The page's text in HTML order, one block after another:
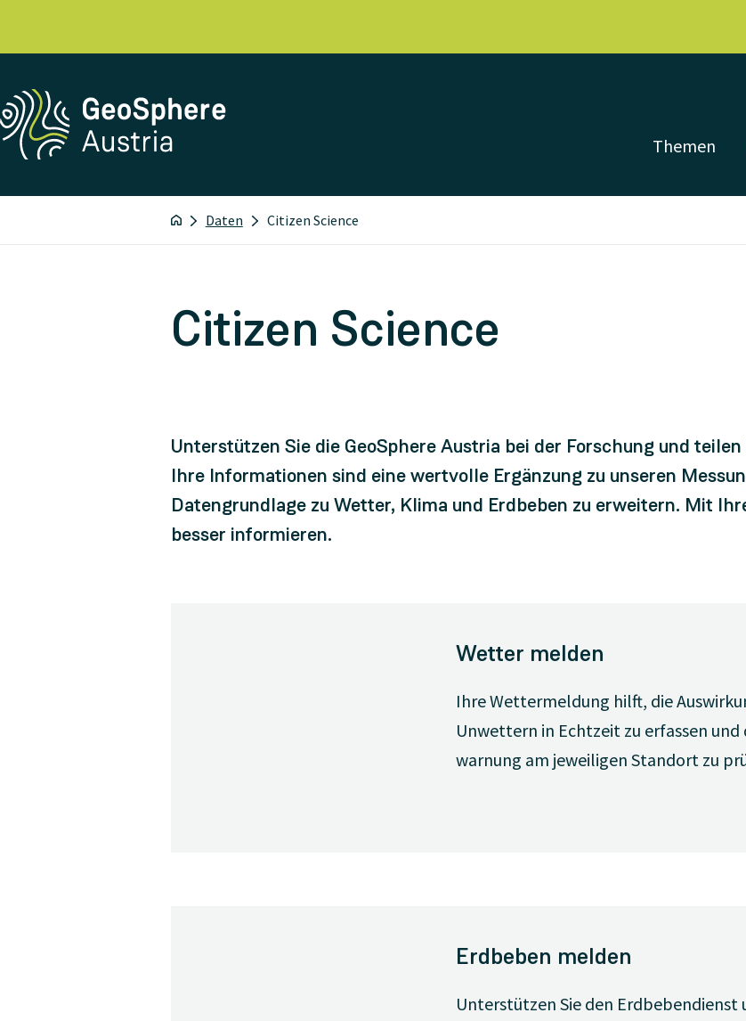
Themen
Daten Citizen Science
Citizen Science
Unterstützen Sie die GeoSphere Austria bei der Forschung und
Ihre Informationen sind eine wertvolle Ergänzung zu unseren
Datengrundlage zu Wetter, Klima und Erdbeben zu erweitern. Mit
besser informieren.
Wetter melden
Ihre Wettermeldung hilft, die
Unwettern in Echtzeit zu erfassen
warnung am jeweiligen Standort zu
Erdbeben melden
Unterstützen Sie den